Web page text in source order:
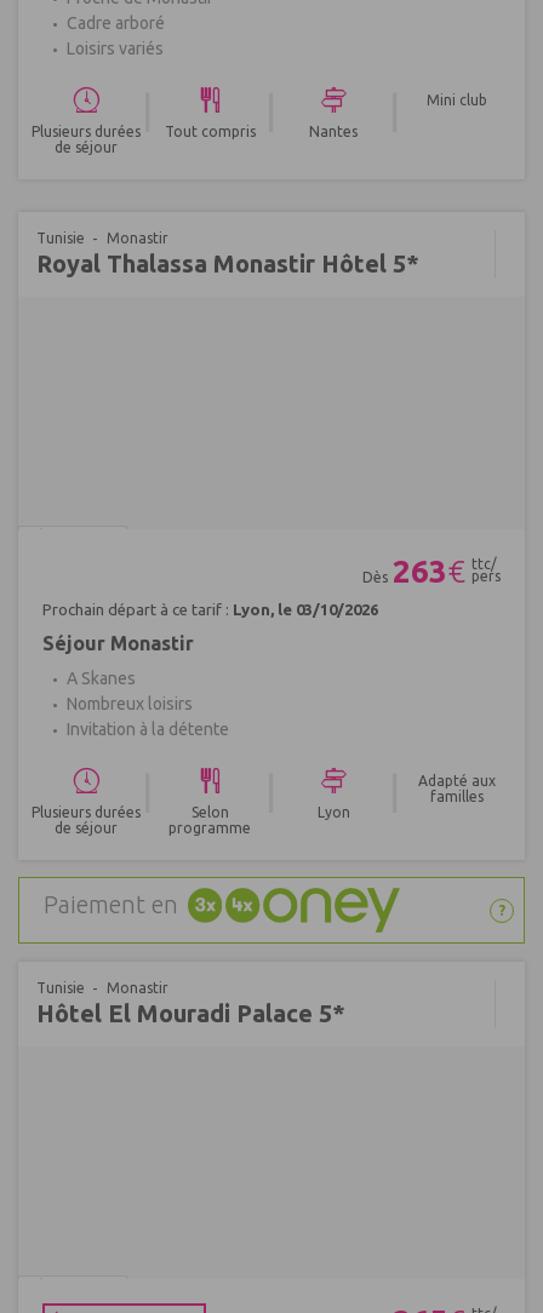
Cadre arboré
Loisirs variés
Plusieurs durées
de séjour
Tout compris Nantes
Mini club
Tunisie Monastir
Royal Thalassa Monastir Hôtel 5*
Dès 263€ ttc/
pers
Prochain départ à ce tarif : Lyon, le 03/10/2026
Séjour Monastir
A Skanes
Nombreux loisirs
Invitation à la détente
Plusieurs durées
de séjour
Selon
programme
Lyon
Adapté aux
familles
Paiement en ?
Tunisie Monastir
Hôtel El Mouradi Palace 5*